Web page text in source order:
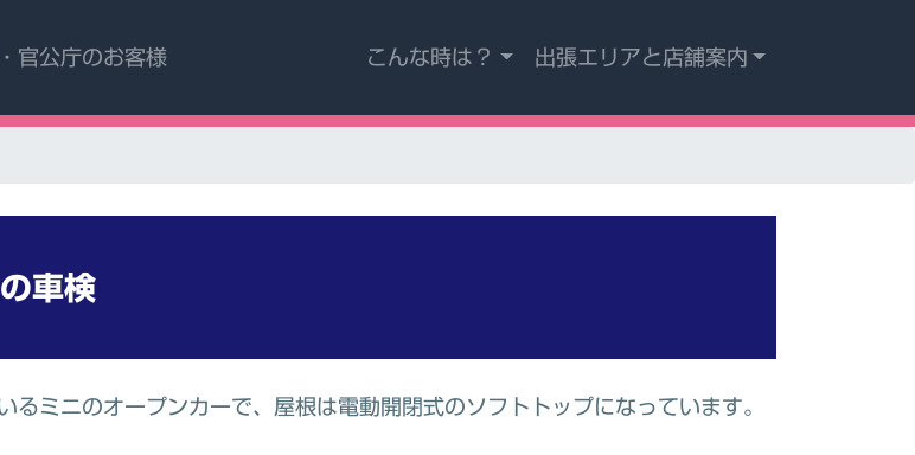
官公庁のお客様 こんな時は？ 出張エリアと店舗案内
の車検
ミニのオープンカーで、屋根は電動開閉式のソフトトップになっています。